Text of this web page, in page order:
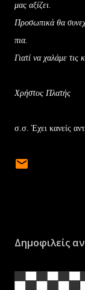
μας αξίζει.
Προσωπικά θα
πια.
Γιατί να χαλάμε τις
Xρήστος Πλατής
σ.σ. Έχει κανείς
Δημοφιλείς